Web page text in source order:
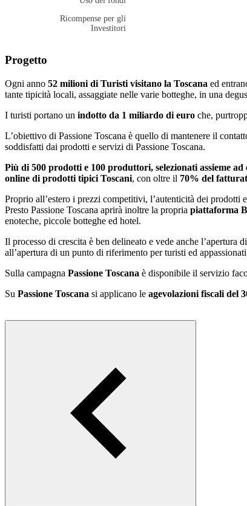
Ricompense per gli
Investitori
Progetto
Ogni anno 52 milioni di Turisti visitano la Toscana ed
tante tipicità locali, assaggiate nelle varie botteghe, in una
I turisti portano un indotto da 1 miliardo di euro che,
L’obiettivo di Passione Toscana è quello di mantenere il
soddisfatti dai prodotti e servizi di Passione Toscana.
Più di 500 prodotti e 100 produttori, selezionati assieme ad
online di prodotti tipici Toscani, con oltre il 70% del
Proprio all’estero i prezzi competitivi, l’autenticità dei
Presto Passione Toscana aprirà inoltre la propria piattaforma
enoteche, piccole botteghe ed hotel.
Il processo di crescita è ben delineato e vede anche l’apertura
all’apertura di un punto di riferimento per turisti ed
Sulla campagna Passione Toscana è disponibile il servizio
Su Passione Toscana si applicano le agevolazioni fiscali del